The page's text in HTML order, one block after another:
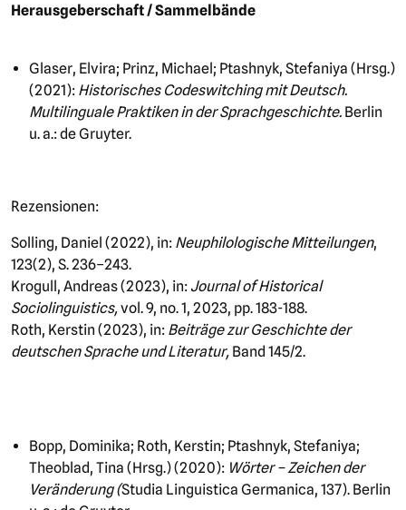
Herausgeberschaft / Sammelbände
Glaser, Elvira; Prinz, Michael; Ptashnyk, Stefaniya (Hrsg.)
(2021): Historisches Codeswitching mit Deutsch.
Multilinguale Praktiken in der Sprachgeschichte. Berlin
u. a.: de Gruyter.
Rezensionen:
Solling, Daniel (2022), in: Neuphilologische Mitteilungen,
123(2), S. 236–243.
Krogull, Andreas (2023), in: Journal of Historical
Sociolinguistics,vol. 9, no. 1, 2023, pp. 183-188.
Roth, Kerstin (2023), in: Beiträge zur Geschichte der
deutschen Sprache und Literatur, Band 145/2.
Bopp, Dominika; Roth, Kerstin; Ptashnyk, Stefaniya;
Theoblad, Tina (Hrsg.) (2020): Wörter – Zeichen der
Veränderung (Studia Linguistica Germanica, 137). Berlin